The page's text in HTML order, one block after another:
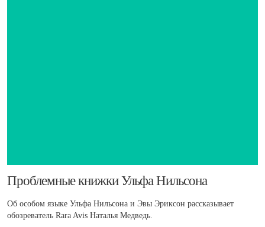
​Проблемные книжки Ульфа Нильсона
Об особом языке Ульфа Нильсона и Эвы Эриксон рассказывает
обозреватель Rara Avis Наталья Медведь.